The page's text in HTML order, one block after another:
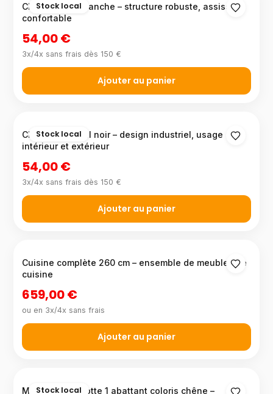
Stock local
Chaise métal blanche – structure robuste, assise
confortable
54,00 €
3x/4x sans frais dès 150 €
Ajouter au panier
Stock local
Chaise en métal noir – design industriel, usage
intérieur et extérieur
54,00 €
3x/4x sans frais dès 150 €
Ajouter au panier
Cuisine complète 260 cm – ensemble de meubles de
cuisine
659,00 €
ou en 3x/4x sans frais
Ajouter au panier
Stock local
Meuble sous hotte 1 abattant coloris chêne –